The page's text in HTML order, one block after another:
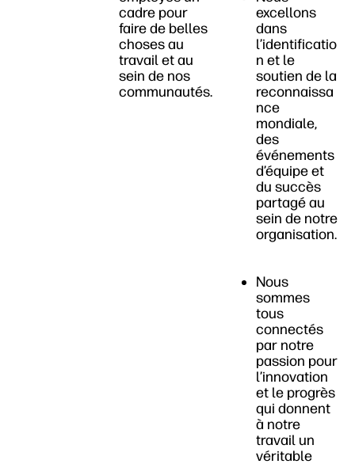
cadre pour
faire de belles
choses au
travail et au
sein de nos
communautés.
excellons
dans
l’identificatio
n et le
soutien de la
reconnaissa
nce
mondiale,
des
événements
d’équipe et
du succès
partagé au
sein de notre
organisation.
Nous
sommes
tous
connectés
par notre
passion pour
l’innovation
et le progrès
qui donnent
à notre
travail un
véritable